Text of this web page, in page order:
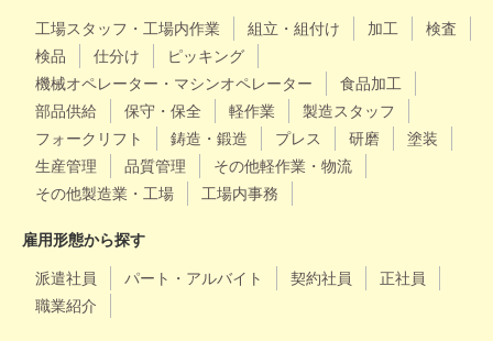
工場スタッフ・工場内作業 組立・組付け 加工
検査
検品
仕分け
ピッキング
機械オペレーター・マシンオペレーター
食品加工
部品供給
保守・保全 軽作業
製造スタッフ
フォークリフト
鋳造・鍛造 プレス 研磨
塗装
生産管理
品質管理
その他軽作業・物流
その他製造業・工場
工場内事務
雇用形態から探す
派遣社員 パート・アルバイト 契約社員
正社員
職業紹介